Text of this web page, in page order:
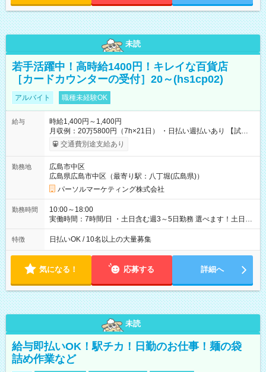
未読
若手活躍中！高時給1400円！キレイな百貨店
［カードカウンターの受付］20～(hs1cp02)
アルバイト 職種未経験OK
給与
時給1,400円～1,400円
月収例：20万5800円（7h×21日） ・日払い週払いあり 【試用
期間】試用期間なし
交通費別途支給あり
勤務地
広島市中区
広島県広島市中区（最寄り駅：八丁堀(広島県)）
パーソルマーケティング株式会社
勤務時間
10:00～18:00
実働時間：7時間/日 ・土日含む週3～5日勤務 選べます！土日も
休みやすい！ ・残業は有りません！
特徴 日払いOK / 10名以上の大量募集
気になる！ 応募する 詳細へ
未読
給与即払いOK！駅チカ！日勤のお仕事！麺の袋
詰め作業など